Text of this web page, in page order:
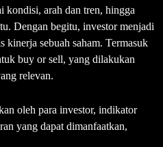
kondisi, arah dan tren, hingga
Dengan begitu, investor menjadi
kinerja sebuah saham. Termasuk
buy or sell, yang dilakukan
relevan.
oleh para investor, indikator
yang dapat dimanfaatkan,